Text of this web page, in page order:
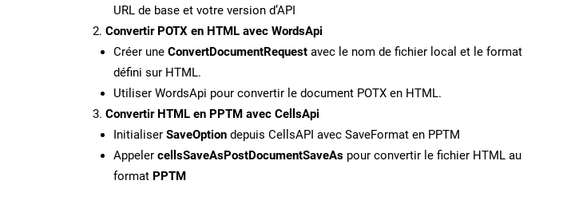
URL de base et votre version d’API
Convertir POTX en HTML avec WordsApi
Créer une ConvertDocumentRequest avec le nom de fichier local et le format
défini sur HTML.
Utiliser WordsApi pour convertir le document POTX en HTML.
Convertir HTML en PPTM avec CellsApi
Initialiser SaveOption depuis CellsAPI avec SaveFormat en PPTM
Appeler cellsSaveAsPostDocumentSaveAs pour convertir le fichier HTML au
format PPTM